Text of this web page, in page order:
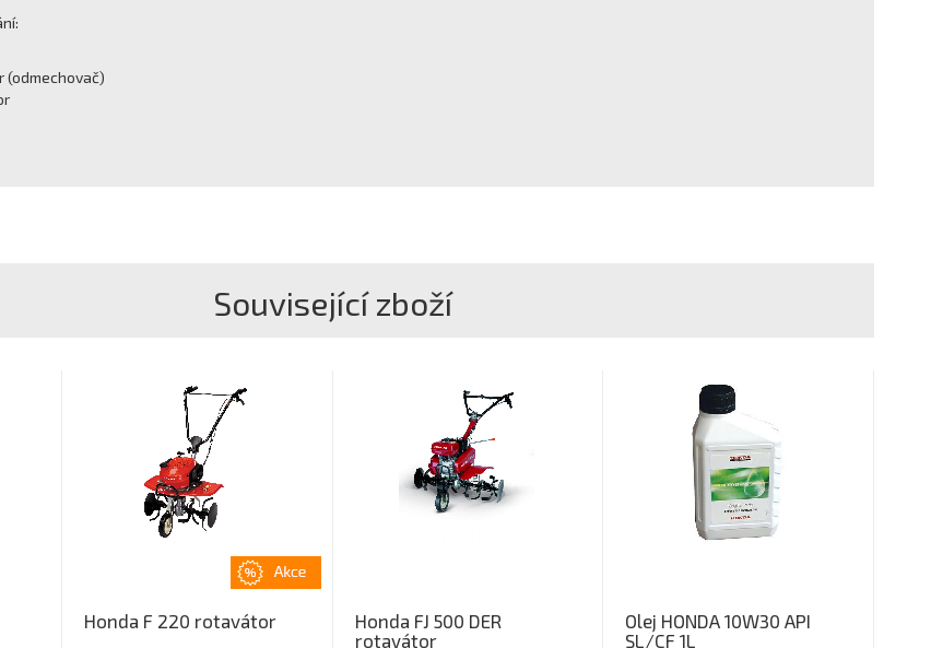
(odmechovač)
Související zboží
Honda F 220 rotavátor
Honda FJ 500 DER
rotavátor
Olej HONDA 10W30 API
SL/CF 1L